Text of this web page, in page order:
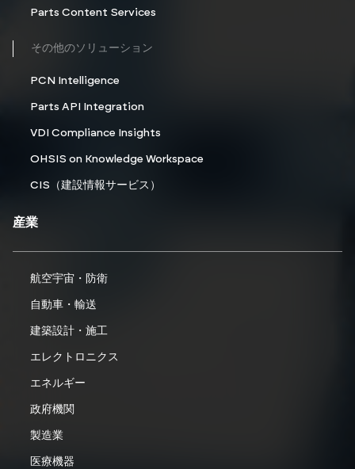
Parts Content Services
その他のソリューション
PCN Intelligence
Parts API Integration
VDI Compliance Insights
OHSIS on Knowledge Workspace
CIS（建設情報サービス）
産業
航空宇宙・防衛
自動車・輸送
建築設計・施工
エレクトロニクス
エネルギー
政府機関
製造業
医療機器